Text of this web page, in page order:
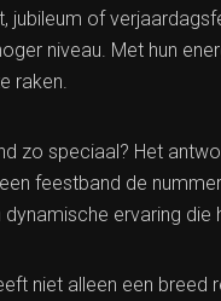
jubileum of
niveau. Met hun
raken.
zo speciaal? Het
feestband de
ervaring
niet alleen een